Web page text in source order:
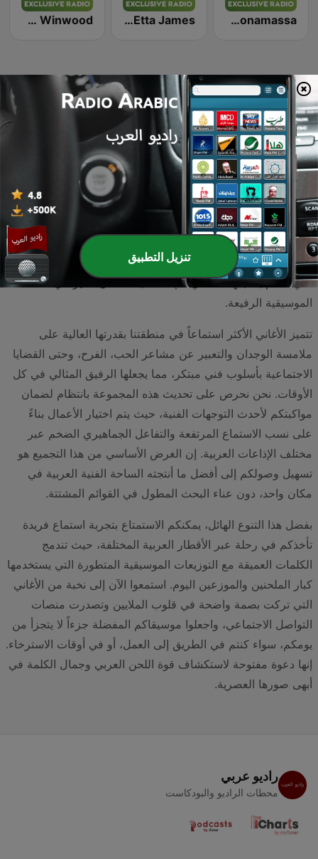
Exclusively Joe Bonamassa
Exclusively Etta James
Exclusively Steve Winwood
تُعدّ الموسيقى العربية لغةً نابضة بالحياة تجمع بين الأصالة والحداثة،
وهي تعكس تنوعاً ثقافياً فريداً يمتد من المحيط إلى الخليج. في هذا
القسم، نضع بين أيديكم قائمة مختارة بعناية لأبرز الأغاني التي
تتصدر القوائم الموسيقية في العالم العربي حالياً، لتكون دليلك
الشامل نحو أحدث الصيحات والأعمال الفنية التي لاقت رواجاً
واسعاً. سواء كنت تبحث عن أحدث إصدارات نجوم البوب في مصر
ولبنان، أو كنت من محبي الإيقاعات الخليجية الراقصة التي تمزج
بين التراث والحداثة، أو حتى تفضل الألحان المغربية والمغاربية
التي تتسم بطابعها العالمي، فإنك ستجد هنا كل ما يرضي ذائقتك
الموسيقية الرفيعة.
تتميز الأغاني الأكثر استماعاً في منطقتنا بقدرتها العالية على
ملامسة الوجدان والتعبير عن مشاعر الحب، الفرح، وحتى القضايا
الاجتماعية بأسلوب فني مبتكر، مما يجعلها الرفيق المثالي في كل
الأوقات. نحن نحرص على تحديث هذه المجموعة بانتظام لضمان
مواكبتكم لأحدث التوجهات الفنية، حيث يتم اختيار الأعمال بناءً
على نسب الاستماع المرتفعة والتفاعل الجماهيري الضخم عبر
مختلف الإذاعات العربية. إن الغرض الأساسي من هذا التجميع هو
تسهيل وصولكم إلى أفضل ما أنتجته الساحة الفنية العربية في
مكان واحد، دون عناء البحث المطول في القوائم المشتتة.
بفضل هذا التنوع الهائل، يمكنكم الاستمتاع بتجربة استماع فريدة
تأخذكم في رحلة عبر الأقطار العربية المختلفة، حيث تندمج
الكلمات العميقة مع التوزيعات الموسيقية المتطورة التي يستخدمها
كبار الملحنين والموزعين اليوم. استمعوا الآن إلى نخبة من الأغاني
التي تركت بصمة واضحة في قلوب الملايين وتصدرت منصات
التواصل الاجتماعي، واجعلوا موسيقاكم المفضلة جزءاً لا يتجزأ من
يومكم، سواء كنتم في الطريق إلى العمل، أو في أوقات الاسترخاء.
إنها دعوة مفتوحة لاستكشاف قوة اللحن العربي وجمال الكلمة في
أبهى صورها العصرية.
راديو عربي
محطات الراديو والبودكاست
تنزيل التطبيق